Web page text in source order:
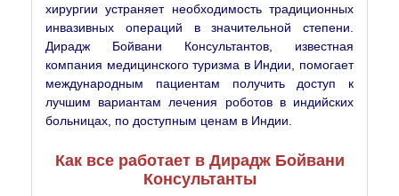
хирургии устраняет необходимость традиционных
инвазивных операций в значительной степени.
Дирадж Бойвани Консультантов, известная
компания медицинского туризма в Индии, помогает
международным пациентам получить доступ к
лучшим вариантам лечения роботов в индийских
больницах, по доступным ценам в Индии.
Как все работает в Дирадж Бойвани
Консультанты